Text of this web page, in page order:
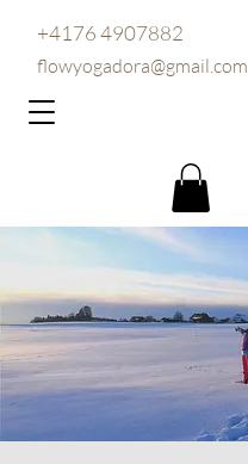
flowyogadora@gmail.com
+4176 4907882